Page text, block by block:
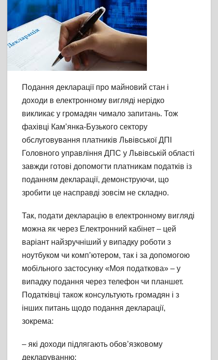
Подання декларації про майновий стан і
доходи в електронному вигляді нерідко
викликає у громадян чимало запитань. Тож
фахівці Кам’янка-Бузького сектору
обслуговування платників Львівської ДПІ
Головного управління ДПС у Львівській області
завжди готові допомогти платникам податків із
поданням декларації, демонструючи, що
зробити це насправді зовсім не складно.
Так, подати декларацію в електронному вигляді
можна як через Електронний кабінет – цей
варіант найзручніший у випадку роботи з
ноутбуком чи комп’ютером, так і за допомогою
мобільного застосунку «Моя податкова» – у
випадку подання через телефон чи планшет.
Податківці також консультують громадян і з
інших питань щодо подання декларації,
зокрема:
– які доходи підлягають обов’язковому
декларуванню;